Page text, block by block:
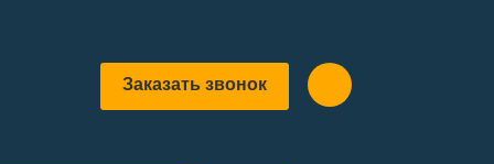
Заказать звонок